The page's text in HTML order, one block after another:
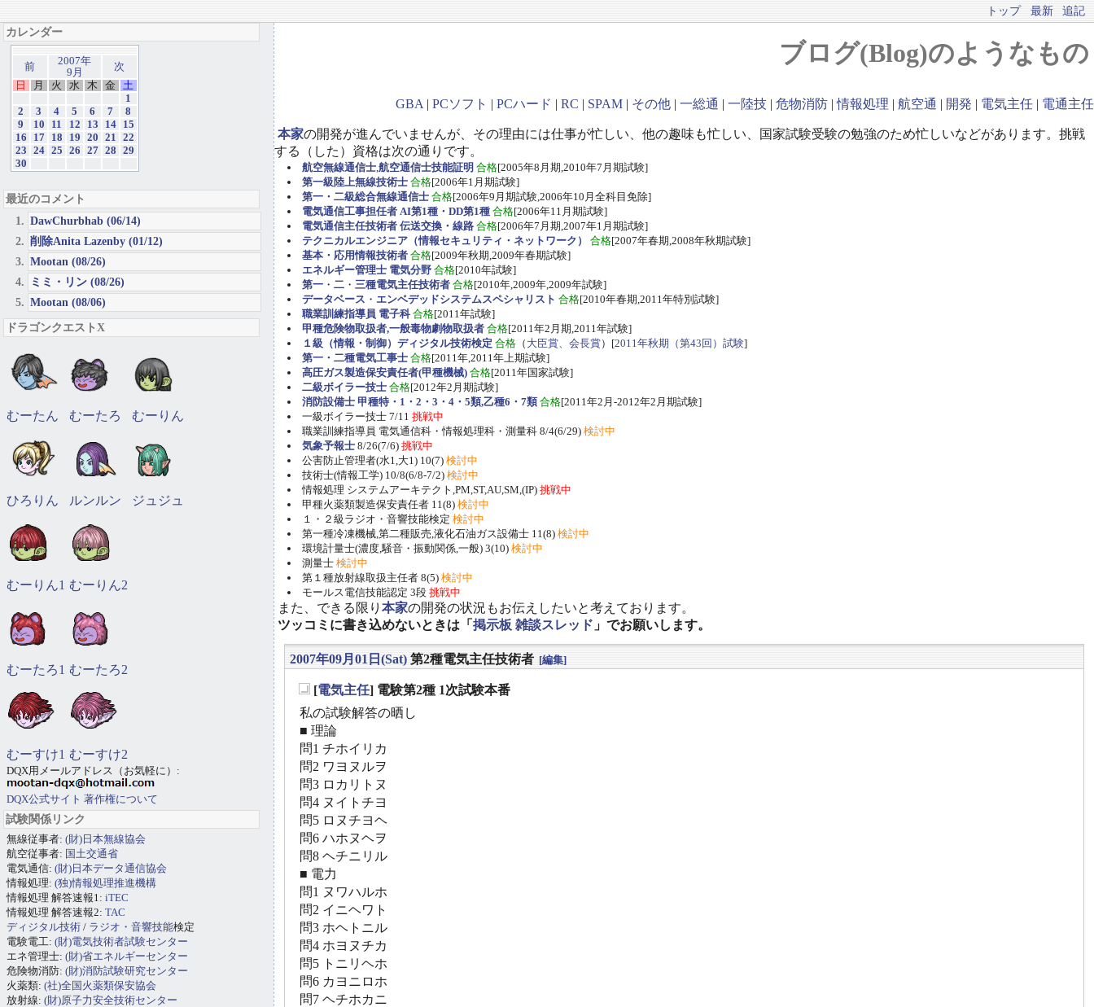
トップ 最新 追記
ブログ(Blog)のようなもの
GBA | PCソフト | PCハード | RC | SPAM | その他 | 一総通 | 一陸技 | 危物消防 |情報処理 | 航空通 | 開発 | 電気主任 | 電通主任
本家の開発が進んでいませんが、その理由には仕事が忙しい、他の趣味も忙しい、国家試験受験の勉強のため忙しいなどがあります。挑戦
する（した）資格は次の通りです。
航空無線通信士,航空通信士技能証明 合格[2005年8月期,2010年7月期試験]
第一級陸上無線技術士 合格[2006年1月期試験]
第一・二級総合無線通信士 合格[2006年9月期試験,2006年10月全科目免除]
電気通信工事担任者 AI第1種・DD第1種 合格[2006年11月期試験]
電気通信主任技術者 伝送交換・線路 合格[2006年7月期,2007年1月期試験]
テクニカルエンジニア（情報セキュリティ・ネットワーク）
合格[2007年春期,2008年秋期試験]
基本・応用情報技術者 合格[2009年秋期,2009年春期試験]
エネルギー管理士 電気分野 合格[2010年試験]
第一 ・ 二 ・ 三種電気主任技術者 合格[2010年,2009年,2009年試験]
データベース ・ エンベデッドシステムスペシャリスト 合格[2010年春期,2011年特別試験]
職業訓練指導員 電子科 合格[2011年試験]
甲種危険物取扱者,一般毒物劇物取扱者 合格[2011年2月期,2011年試験]
１級（情報・制御）ディジタル技術検定 合格 （ 大臣賞、会長賞）[2011年秋期（第43回）試験]
第一・二種電気工事士 合格[2011年,2011年上期試験]
高圧ガス製造保安責任者(甲種機械) 合格[2011年国家試験]
二級ボイラー技士 合格[2012年2月期試験]
消防設備士 甲種特・1・2・3・4・5類,乙種6・7類 合格[2011年2月-2012年2月期試験]
一級ボイラー技士 7/11 挑戦中
職業訓練指導員 電気通信科・情報処理科・測量科 8/4(6/29) 検討中
気象予報士 8/26(7/6) 挑戦中
公害防止管理者(水1,大1) 10(7) 検討中
技術士(情報工学) 10/8(6/8-7/2) 検討中
情報処理 システムアーキテクト,PM,ST,AU,SM,(IP) 挑戦中
甲種火薬類製造保安責任者 11(8) 検討中
１・２級ラジオ・音響技能検定 検討中
第一種冷凍機械,第二種販売,液化石油ガス設備士 11(8) 検討中
環境計量士(濃度,騒音・振動関係,一般) 3(10) 検討中
測量士 検討中
第１種放射線取扱主任者 8(5) 検討中
モールス電信技能認定 3段 挑戦中
また、できる限り 本家の開発の状況もお伝えしたいと考えております。
ツッコミに書き込めないときは「 掲示板 雑談スレッド 」でお願いします。
2007年09月01日(Sat) 第2種電気主任技術者 [編集]
[電気主任] 電験第2種 1次試験本番
私の試験解答の晒し
■ 理論
問1 チホイリカ
問2 ワヨヌルヲ
問3 ロカリトヌ
問4 ヌイトチヨ
問5 ロヌチヨヘ
問6 ハホヌヘヲ
問8 ヘチニリル
■ 電力
問1 ヌワハルホ
問2 イニヘワト
問3 ホヘトニル
問4 ホヨヌチカ
問5 トニリヘホ
問6 カヨニロホ
問7 ヘチホカニ
カレンダー
前
2007年
9月
次
日
月 火 水 木 金
土
1
2
3 4 5 6 7
8
9
10 11 12 13 14
15
16
17 18 19 20 21
22
23
24 25 26 27 28
29
30
最近のコメント
DawChurbhab (06/14)
削除Anita Lazenby (01/12)
Mootan (08/26)
ミミ・リン (08/26)
Mootan (08/06)
ドラゴンクエストX
むーたん むーたろ むーりん
ひろりん ルンルン ジュジュ
むーりん1 むーりん2
むーたろ1 むーたろ2
むーすけ1 むーすけ2
DQX用メールアドレス（お気軽に）:
DQX公式サイト 著作権について
試験関係リンク
無線従事者: (財)日本無線協会
航空従事者: 国土交通省
電気通信: (財)日本データ通信協会
情報処理: (独)情報処理推進機構
情報処理 解答速報1: iTEC
情報処理 解答速報2: TAC
ディジタル技術 / ラジオ・音響技能検定
電験電工: (財)電気技術者試験センター
エネ管理士: (財)省エネルギーセンター
危険物消防: (財)消防試験研究センター
火薬類: (社)全国火薬類保安協会
放射線: (財)原子力安全技術センター